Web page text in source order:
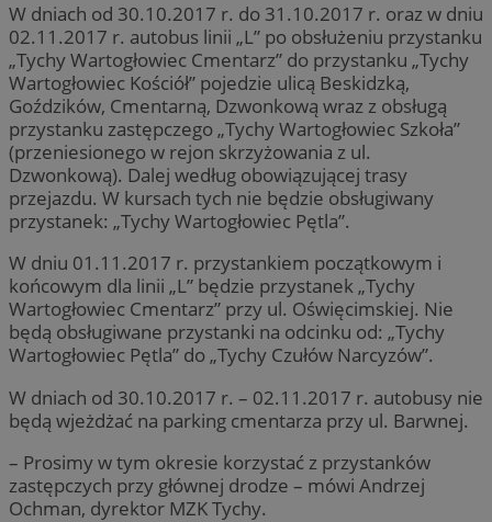
W dniach od 30.10.2017 r. do 31.10.2017 r. oraz w dniu
02.11.2017 r. autobus linii „L” po obsłużeniu przystanku
„Tychy Wartogłowiec Cmentarz” do przystanku „Tychy
Wartogłowiec Kościół” pojedzie ulicą Beskidzką,
Goździków, Cmentarną, Dzwonkową wraz z obsługą
przystanku zastępczego „Tychy Wartogłowiec Szkoła”
(przeniesionego w rejon skrzyżowania z ul.
Dzwonkową). Dalej według obowiązującej trasy
przejazdu. W kursach tych nie będzie obsługiwany
przystanek: „Tychy Wartogłowiec Pętla”.
W dniu 01.11.2017 r. przystankiem początkowym i
końcowym dla linii „L” będzie przystanek „Tychy
Wartogłowiec Cmentarz” przy ul. Oświęcimskiej. Nie
będą obsługiwane przystanki na odcinku od: „Tychy
Wartogłowiec Pętla” do „Tychy Czułów Narcyzów”.
W dniach od 30.10.2017 r. – 02.11.2017 r. autobusy nie
będą wjeżdżać na parking cmentarza przy ul. Barwnej.
– Prosimy w tym okresie korzystać z przystanków
zastępczych przy głównej drodze – mówi Andrzej
Ochman, dyrektor MZK Tychy.